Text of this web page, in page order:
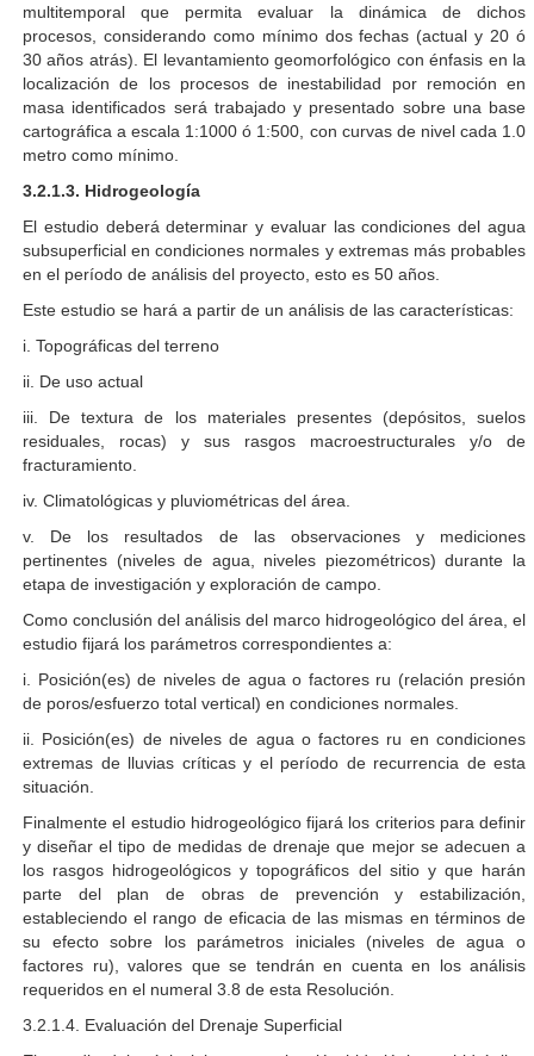
multitemporal que permita evaluar la dinámica de dichos
procesos, considerando como mínimo dos fechas (actual y 20 ó
30 años atrás). El levantamiento geomorfológico con énfasis en la
localización de los procesos de inestabilidad por remoción en
masa identificados será trabajado y presentado sobre una base
cartográfica a escala 1:1000 ó 1:500, con curvas de nivel cada 1.0
metro como mínimo.
3.2.1.3. Hidrogeología
El estudio deberá determinar y evaluar las condiciones del agua
subsuperficial en condiciones normales y extremas más probables
en el período de análisis del proyecto, esto es 50 años.
Este estudio se hará a partir de un análisis de las características:
i. Topográficas del terreno
ii. De uso actual
iii. De textura de los materiales presentes (depósitos, suelos
residuales, rocas) y sus rasgos macroestructurales y/o de
fracturamiento.
iv. Climatológicas y pluviométricas del área.
v. De los resultados de las observaciones y mediciones
pertinentes (niveles de agua, niveles piezométricos) durante la
etapa de investigación y exploración de campo.
Como conclusión del análisis del marco hidrogeológico del área, el
estudio fijará los parámetros correspondientes a:
i. Posición(es) de niveles de agua o factores ru (relación presión
de poros/esfuerzo total vertical) en condiciones normales.
ii. Posición(es) de niveles de agua o factores ru en condiciones
extremas de lluvias críticas y el período de recurrencia de esta
situación.
Finalmente el estudio hidrogeológico fijará los criterios para definir
y diseñar el tipo de medidas de drenaje que mejor se adecuen a
los rasgos hidrogeológicos y topográficos del sitio y que harán
parte del plan de obras de prevención y estabilización,
estableciendo el rango de eficacia de las mismas en términos de
su efecto sobre los parámetros iniciales (niveles de agua o
factores ru), valores que se tendrán en cuenta en los análisis
requeridos en el numeral 3.8 de esta Resolución.
3.2.1.4. Evaluación del Drenaje Superficial